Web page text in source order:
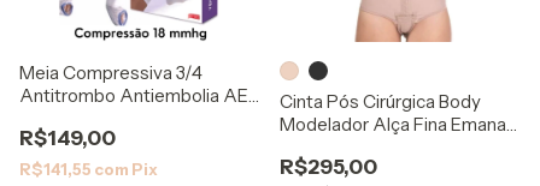
Meia Compressiva 3/4
Antitrombo Antiembolia AES
R$149,00
R$141,55 com Pix
Cinta Pós Cirúrgica Body
Modelador Alça Fina Emana
R$295,00